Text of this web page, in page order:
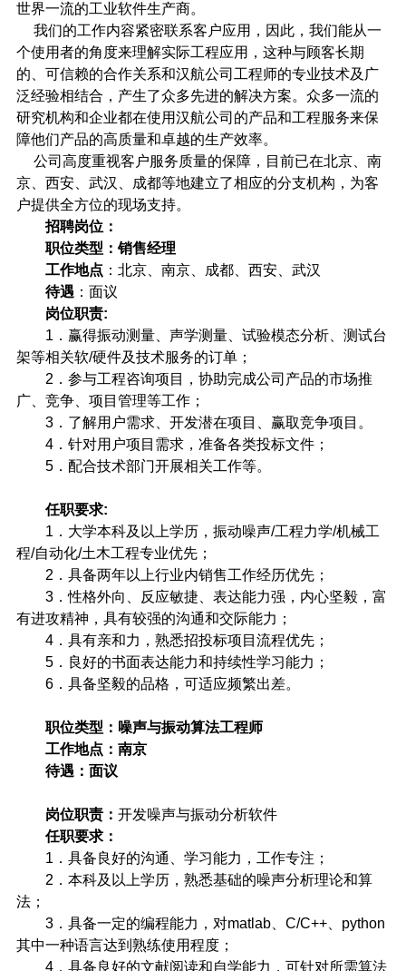
世界一流的工业软件生产商。
我们的工作内容紧密联系客户应用，因此，我们能从一
个使用者的角度来理解实际工程应用，这种与顾客长期
的、可信赖的合作关系和汉航公司工程师的专业技术及广
泛经验相结合，产生了众多先进的解决方案。众多一流的
研究机构和企业都在使用汉航公司的产品和工程服务来保
障他们产品的高质量和卓越的生产效率。
公司高度重视客户服务质量的保障，目前已在北京、南
京、西安、武汉、成都等地建立了相应的分支机构，为客
户提供全方位的现场支持。
招聘岗位：
职位类型：销售经理
工作地点 ：北京、南京、成都、西安、武汉
待遇 ：面议
岗位职责:
1 ．赢得振动测量、声学测量、试验模态分析、测试台
架等相关软/硬件及技术服务的订单；
2 ．参与工程咨询项目，协助完成公司产品的市场推
广、竞争、项目管理等工作；
3 ．了解用户需求、开发潜在项目、赢取竞争项目。
4 ．针对用户项目需求，准备各类投标文件；
5 ．配合技术部门开展相关工作等。
任职要求:
1 ．大学本科及以上学历，振动噪声/工程力学/机械工
程/自动化/土木工程专业优先；
2 ．具备两年以上行业内销售工作经历优先；
3 ．性格外向、反应敏捷、表达能力强，内心坚毅，富
有进攻精神，具有较强的沟通和交际能力；
4 ．具有亲和力，熟悉招投标项目流程优先；
5 ．良好的书面表达能力和持续性学习能力；
6 ．具备坚毅的品格，可适应频繁出差。
职位类型：噪声与振动算法工程师
工作地点：南京
待遇：面议
岗位职责： 开发噪声与振动分析软件
任职要求：
1 ．具备良好的沟通、学习能力，工作专注；
2 ．本科及以上学历，熟悉基础的噪声分析理论和算
法；
3 ．具备一定的编程能力，对matlab C/C++
python
其中一种语言达到熟练使用程度；
4 ．具备良好的文献阅读和自学能力，可针对所需算法